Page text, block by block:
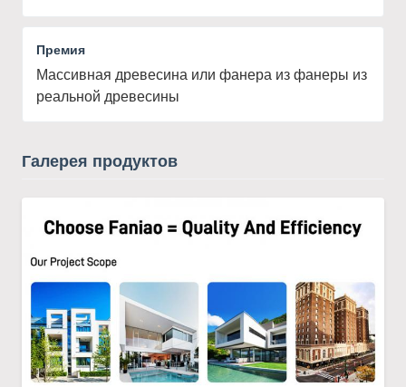
Премия
Массивная древесина или фанера из фанеры из
реальной древесины
Галерея продуктов